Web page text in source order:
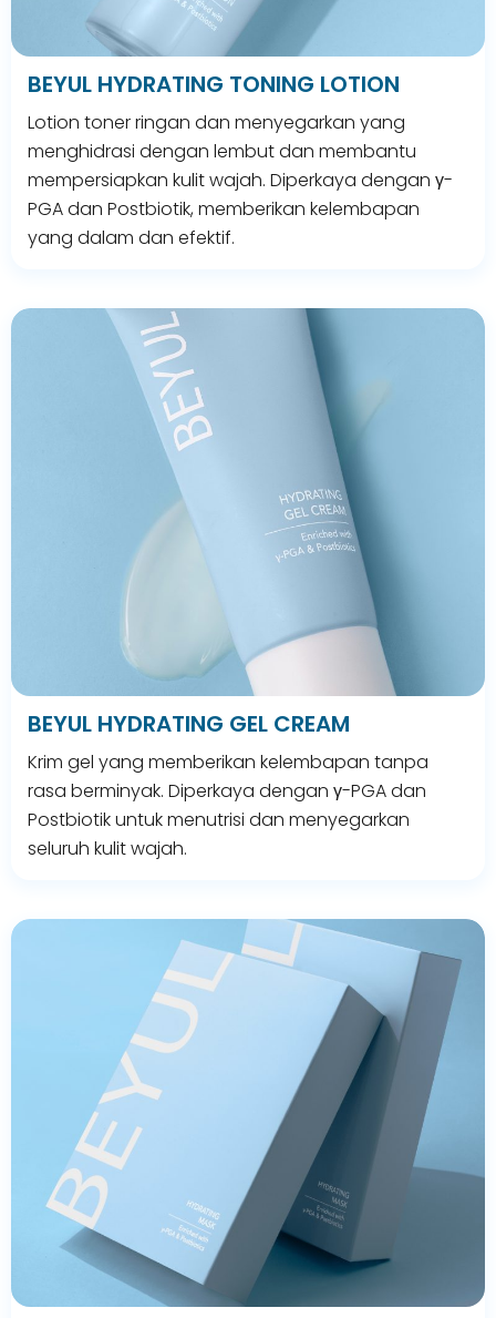
BEYUL HYDRATING TONING LOTION
Lotion toner ringan dan menyegarkan yang
menghidrasi dengan lembut dan membantu
mempersiapkan kulit wajah. Diperkaya dengan γ-
PGA dan Postbiotik, memberikan kelembapan
yang dalam dan efektif.
BEYUL HYDRATING GEL CREAM
Krim gel yang memberikan kelembapan tanpa
rasa berminyak. Diperkaya dengan γ-PGA dan
Postbiotik untuk menutrisi dan menyegarkan
seluruh kulit wajah.